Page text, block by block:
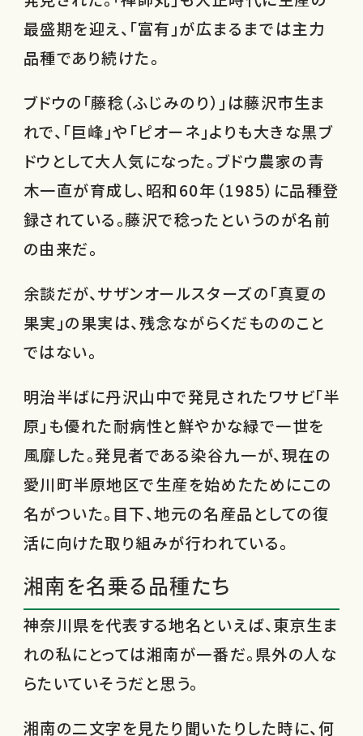
最盛期を迎え、「富有」が広まるまでは主力
品種であり続けた。
ブドウの「藤稔（ふじみのり）」は藤沢市生ま
れで、「巨峰」や「ピオーネ」よりも大きな黒ブ
ドウとして大人気になった。ブドウ農家の青
木一直が育成し、昭和60年（1985）に品種登
録されている。藤沢で稔ったというのが名前
の由来だ。
余談だが、サザンオールスターズの「真夏の
果実」の果実は、残念ながらくだもののこと
ではない。
明治半ばに丹沢山中で発見されたワサビ「半
原」も優れた耐病性と鮮やかな緑で一世を
風靡した。発見者である染谷九一が、現在の
愛川町半原地区で生産を始めたためにこの
名がついた。目下、地元の名産品としての復
活に向けた取り組みが行われている。
湘南を名乗る品種たち
神奈川県を代表する地名といえば、東京生ま
れの私にとっては湘南が一番だ。県外の人な
らたいていそうだと思う。
湘南の二文字を見たり聞いたりした時に、何